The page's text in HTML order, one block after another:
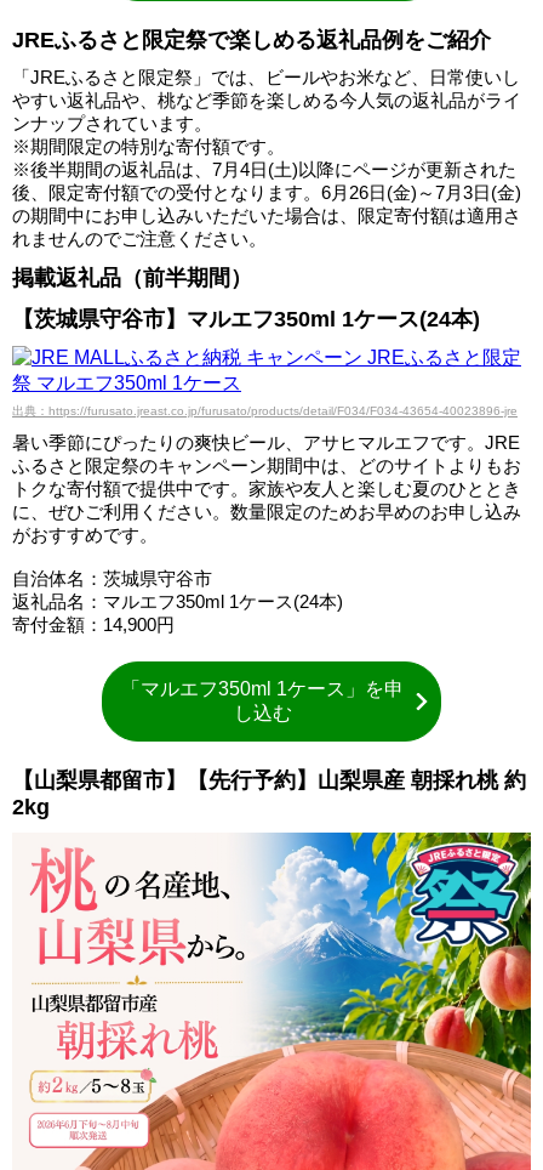
JREふるさと限定祭で楽しめる返礼品例をご紹介
「JREふるさと限定祭」では、ビールやお米など、日常使いし
やすい返礼品や、桃など季節を楽しめる今人気の返礼品がライ
ンナップされています。
※期間限定の特別な寄付額です。
※後半期間の返礼品は、7月4日(土)以降にページが更新された
後、限定寄付額での受付となります。6月26日(金)～7月3日(金)
の期間中にお申し込みいただいた場合は、限定寄付額は適用さ
れませんのでご注意ください。
掲載返礼品（前半期間）
【茨城県守谷市】マルエフ350ml 1ケース(24本)
出典：https://furusato.jreast.co.jp/furusato/products/detail/F034/F034-43654-40023896-jre
暑い季節にぴったりの爽快ビール、アサヒマルエフです。JRE
ふるさと限定祭のキャンペーン期間中は、どのサイトよりもお
トクな寄付額で提供中です。家族や友人と楽しむ夏のひととき
に、ぜひご利用ください。数量限定のためお早めのお申し込み
がおすすめです。
自治体名：茨城県守谷市
返礼品名：マルエフ350ml 1ケース(24本)
寄付金額：14,900円
「マルエフ350ml 1ケース」を申
し込む
【山梨県都留市】【先行予約】山梨県産 朝採れ桃 約
2kg